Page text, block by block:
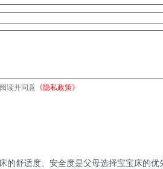
读并同意 《隐私政策》
舒适度、安全度是父母选择宝宝床的